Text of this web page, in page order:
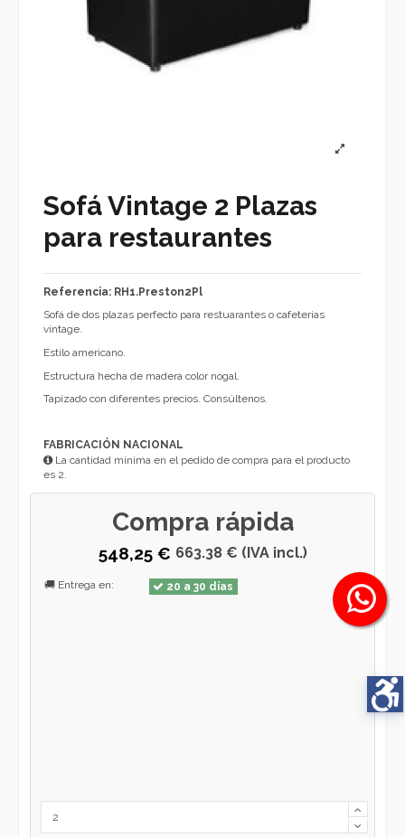
Sofá Vintage 2 Plazas
para restaurantes
Referencia: RH1.Preston2Pl
Sofá de dos plazas perfecto para restuarantes o cafeterias
vintage.
Estilo americano.
Estructura hecha de madera color nogal.
Tapizado con diferentes precios. Consúltenos.
FABRICACIÓN NACIONAL
La cantidad mínima en el pedido de compra para el producto
es 2.
Compra rápida
548,25 € 663.38 € (IVA incl.)
🚚 Entrega en: 20 a 30 días